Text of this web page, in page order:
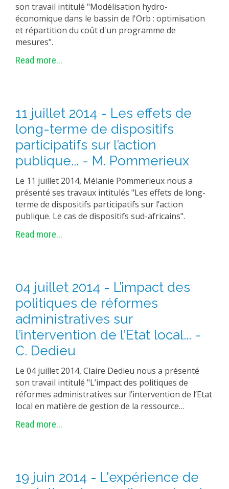
son travail intitulé "Modélisation hydro-
économique dans le bassin de l'Orb : optimisation
et répartition du coût d'un programme de
mesures".
Read more...
11 juillet 2014 - Les effets de
long-terme de dispositifs
participatifs sur l’action
publique... - M. Pommerieux
Le 11 juillet 2014, Mélanie Pommerieux nous a
présenté ses travaux intitulés "Les effets de long-
terme de dispositifs participatifs sur l’action
publique. Le cas de dispositifs sud-africains".
Read more...
04 juillet 2014 - L’impact des
politiques de réformes
administratives sur
l’intervention de l’Etat local... -
C. Dedieu
Le 04 juillet 2014, Claire Dedieu nous a présenté
son travail intitulé "L’impact des politiques de
réformes administratives sur l’intervention de l’Etat
local en matière de gestion de la ressource…
Read more...
19 juin 2014 - L'expérience de